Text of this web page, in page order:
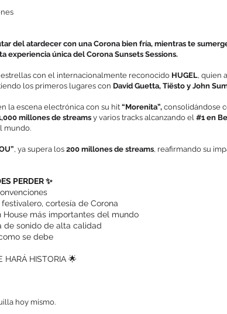
del atardecer con una Corona bien fría, mientras te
experiencia única del Corona Sunsets Sessions.
con el internacionalmente reconocido HUGEL, quien
los primeros lugares con David Guetta, Tiësto y John
la escena electrónica con su hit “Morenita”, consolidándose
millones de streams y varios tracks alcanzando el #1 en
mundo.
, ya supera los 200 millones de streams, reafirmando su
PERDER ✨
cortesía de Corona
House más importantes del mundo
de sonido de alta calidad
se debe
HARÁ HISTORIA 🌟
hoy mismo.